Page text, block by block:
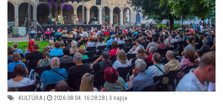
KULTÚRA | 2026.08.04. 16:28:28 | 3 napja